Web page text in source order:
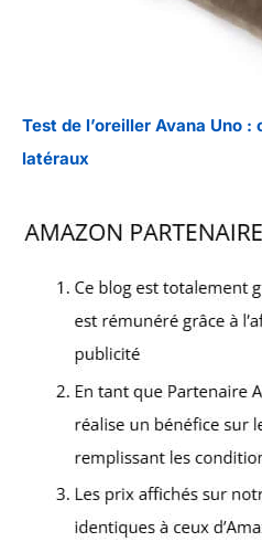
Test de l’oreiller Avana Uno
latéraux